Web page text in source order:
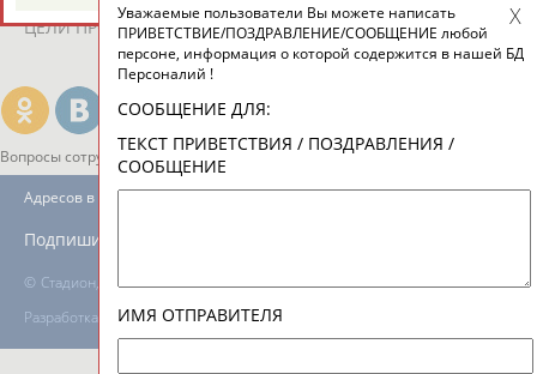
ЦЕЛИ ПРОЕКТА КОНТАКТЫ НАШИ КНОПКИ РЕКЛАМА
Вопросы сотрудничества и совместной деятельностиinform@infosport.ru
© Стадион, 1998-2026
Разработка и поддержка ООО НАИТ «Стадион»
Адресов в новостной рассылке: 996
Подпишись
Уважаемые пользователи Вы можете написать
ПРИВЕТСТВИЕ/ПОЗДРАВЛЕНИЕ/СООБЩЕНИЕ любой
персоне, информация о которой содержится в нашей БД
Персоналий !
СООБЩЕНИЕ ДЛЯ:
ТЕКСТ ПРИВЕТСТВИЯ / ПОЗДРАВЛЕНИЯ /
СООБЩЕНИЕ
ИМЯ ОТПРАВИТЕЛЯ